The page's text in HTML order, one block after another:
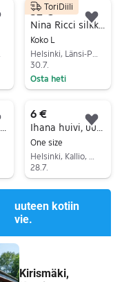
Lisää suosikiksi.
52 €
Nina Ricci silkkihuivi
Koko L
30.7.
Osta heti
ToriDiili
Lisää suosikiksi.
6 €
One size
28.7.